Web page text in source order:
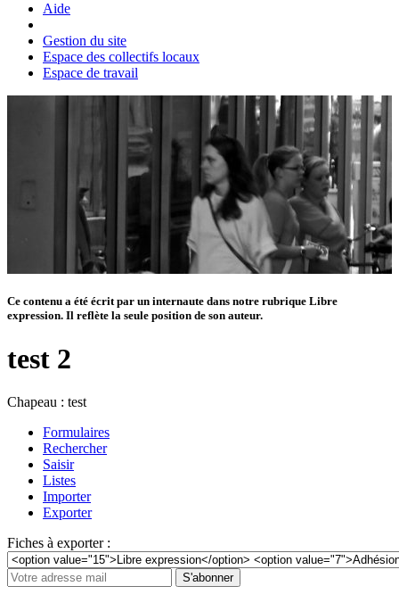
Aide
Gestion du site
Espace des collectifs locaux
Espace de travail
Ce contenu a été écrit par un internaute dans notre rubrique Libre
expression. Il reflète la seule position de son auteur.
test 2
Chapeau : test
Formulaires
Rechercher
Saisir
Listes
Importer
Exporter
Fiches à exporter :
S'abonner